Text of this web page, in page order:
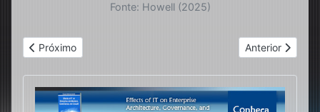
Fonte: Howell (2025)
Artigo anterior: A arquitetura relevante do sistema financeiro
Próximo Próximo artigo:
Anterior